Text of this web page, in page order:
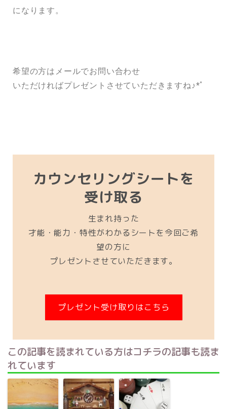
になります。
希望の方はメールでお問い合わせ
いただければプレゼントさせていただきますね♪*ﾟ
カウンセリングシートを
受け取る
生まれ持った
才能・能力・特性がわかるシートを今回ご希
望の方に
プレゼントさせていただきます。
プレゼント受け取りはこちら
この記事を読まれている方はコチラの記事も読ま
れています